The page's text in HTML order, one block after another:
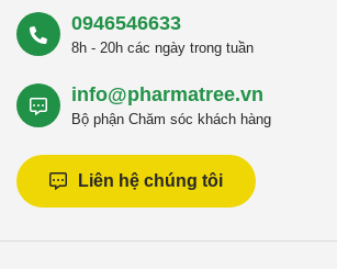
0946546633
8h - 20h các ngày trong tuần
info@pharmatree.vn
Bộ phận Chăm sóc khách hàng
Liên hệ chúng tôi